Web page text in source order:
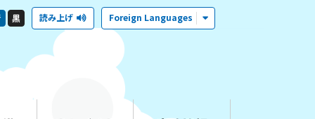
黒 読み上げ Foreign Languages